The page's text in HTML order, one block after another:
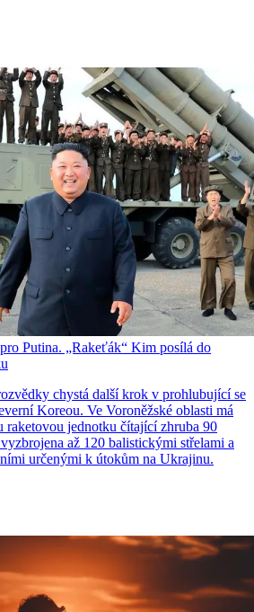
Putina. „Rakeťák“ Kim posílá do
chystá další krok v prohlubující se
Koreou. Ve Voroněžské oblasti má
raketovou jednotku čítající zhruba 90
až 120 balistickými střelami a
určenými k útokům na Ukrajinu.